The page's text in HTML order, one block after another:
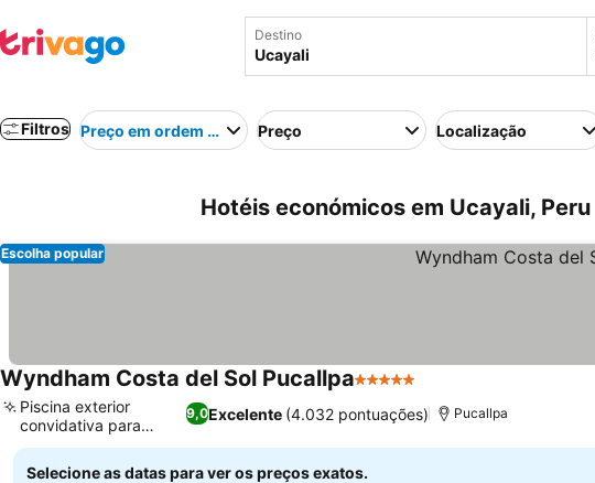
Destino
Filtros Preço em ordem crescentePreço Localização
Hotéis económicos em Ucayali, Peru
Escolha popular
Wyndham Costa del Sol Pucallpa5 Estrelas
9,0Excelente (4.032 pontuações)
Piscina exterior
convidativa para
relaxar
Pucallpa
Selecione as datas para ver os preços exatos.